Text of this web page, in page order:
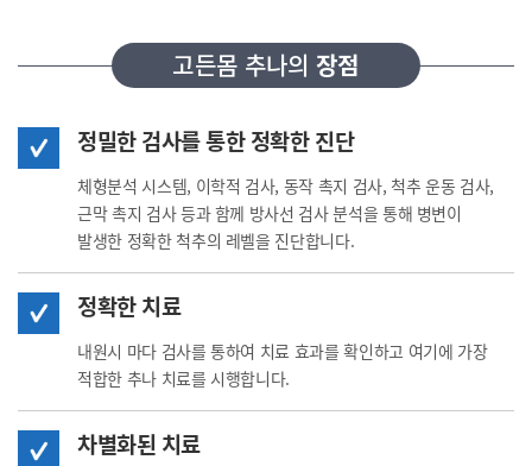
고든몸 추나의 장점
정밀한 검사를 통한 정확한 진단
체형분석 시스템, 이학적 검사, 동작 촉지 검사, 척추 운동 검사,
근막 촉지 검사 등과 함께 방사선 검사 분석을 통해 병변이
발생한 정확한 척추의 레벨을 진단합니다.
정확한 치료
내원시 마다 검사를 통하여 치료 효과를 확인하고 여기에 가장
적합한 추나 치료를 시행합니다.
차별화된 치료